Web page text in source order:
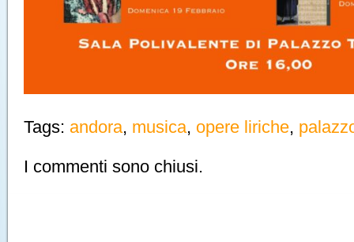
Tags: andora, musica, opere liriche,
I commenti sono chiusi.